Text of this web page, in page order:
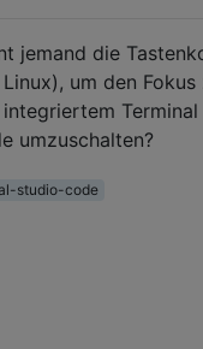
jemand die
Linux), um den
integriertem
umzuschalten?
studio-code